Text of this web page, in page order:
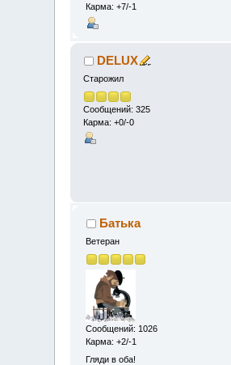
Карма: +7/-1
DELUX
Старожил
Сообщений: 325
Карма: +0/-0
Батька
Ветеран
Сообщений: 1026
Карма: +2/-1
Гляди в оба!